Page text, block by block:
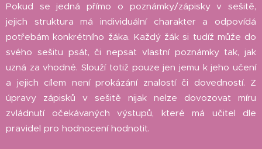
Pokud se jedná přímo o poznámky/zápisky v sešitě,
jejich struktura má individuální charakter a odpovídá
potřebám konkrétního žáka. Každý žák si tudíž může do
svého sešitu psát, či nepsat vlastní poznámky tak, jak
uzná za vhodné. Slouží totiž pouze jen jemu k jeho učení
a jejich cílem není prokázání znalostí či dovedností. Z
úpravy zápisků v sešitě nijak nelze dovozovat míru
zvládnutí očekávaných výstupů, které má učitel dle
pravidel pro hodnocení hodnotit.